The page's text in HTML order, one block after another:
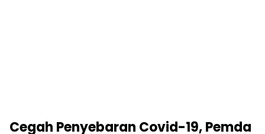
Cegah Penyebaran Covid-19, Pemda